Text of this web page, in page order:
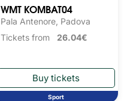
WMT KOMBAT04
Pala Antenore, Padova
Tickets from 26.04€
Sport